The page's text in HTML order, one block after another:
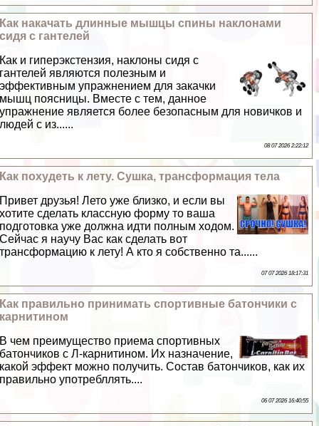
Как накачать длинные мышцы спины наклонами
сидя с гантелей
Как и гиперэкстензия, наклоны сидя с
гантелей являются полезным и
эффективным упражнением для закачки
мышц поясницы. Вместе с тем, данное
упражнение является более безопасным для новичков и
людей с из......
08 07 2026 2:22:12
Как похудеть к лету. Сушка, трaнcформация тела
Привет друзья! Лето уже близко, и если вы
хотите сделать классную форму то ваша
подготовка уже должна идти полным ходом.
Сейчас я научу Вас как сделать вот
трaнcформацию к лету! А кто я собственно та......
07 07 2026 18:17:31
Как правильно принимать спортивные батончики с
карнитином
В чем преимущество приема спортивных
батончиков с Л-карнитином. Их назначение,
какой эффект можно получить. Состав батончиков, как их
правильно употрeбллять....
06 07 2026 16:40:55